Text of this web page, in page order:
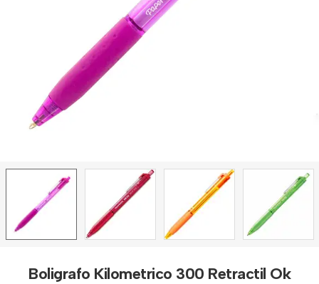
Boligrafo Kilometrico 300 Retractil Ok